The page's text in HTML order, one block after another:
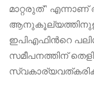
മാറ്റരുത്”
ആനുകൂല്യത്തിനുള്ള
ഇപിഎഫിന്‍റെ
സമീപനത്തിന്